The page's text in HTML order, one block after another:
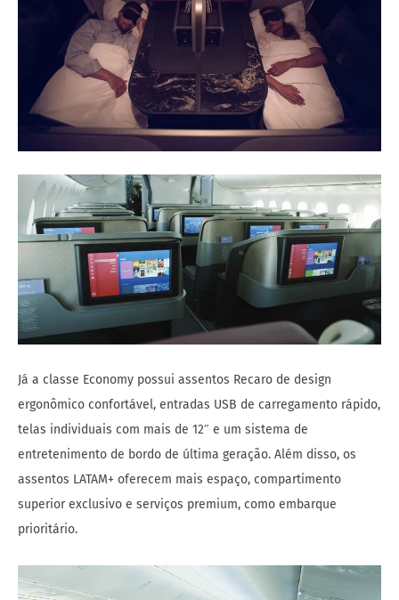
Já a classe Economy possui assentos Recaro de design
ergonômico confortável, entradas USB de carregamento rápido,
telas individuais com mais de 12″ e um sistema de
entretenimento de bordo de última geração. Além disso, os
assentos LATAM+ oferecem mais espaço, compartimento
superior exclusivo e serviços premium, como embarque
prioritário.